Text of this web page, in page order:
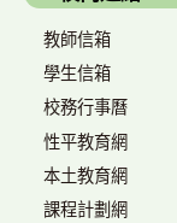
教師信箱
學生信箱
校務行事曆
性平教育網
本土教育網
課程計劃網